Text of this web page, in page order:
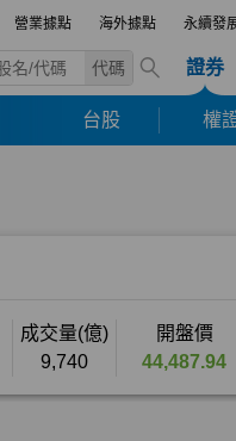
營業據點 海外據點 永續發
代碼 證券
台股 權